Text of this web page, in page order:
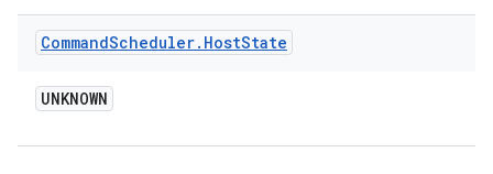
CommandScheduler. HostState
UNKNOWN